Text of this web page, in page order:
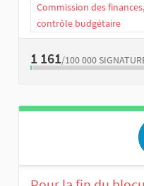
Commission des
contrôle budgétaire
1 161/100 000